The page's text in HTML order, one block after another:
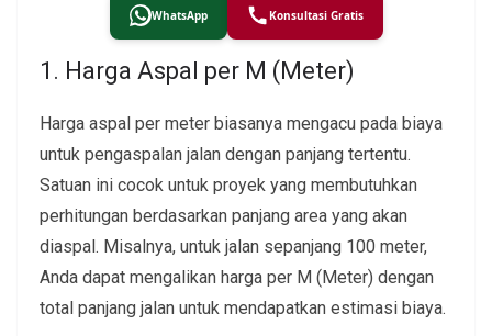
WhatsApp Konsultasi Gratis
1. Harga Aspal per M (Meter)
Harga aspal per meter biasanya mengacu pada biaya
untuk pengaspalan jalan dengan panjang tertentu.
Satuan ini cocok untuk proyek yang membutuhkan
perhitungan berdasarkan panjang area yang akan
diaspal. Misalnya, untuk jalan sepanjang 100 meter,
Anda dapat mengalikan harga per M (Meter) dengan
total panjang jalan untuk mendapatkan estimasi biaya.